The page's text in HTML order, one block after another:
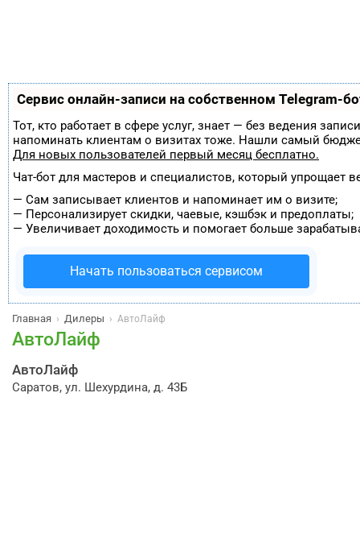
Сервис онлайн-записи на собственном Telegram-
Тот, кто работает в сфере услуг, знает — без ведения
напоминать клиентам о визитах тоже. Нашли самый
Для новых пользователей первый месяц бесплатно.
Чат-бот для мастеров и специалистов, который упрощает
— Сам записывает клиентов и напоминает им о визите;
— Персонализирует скидки, чаевые, кэшбэк и предоплаты;
— Увеличивает доходимость и помогает больше
Начать пользоваться сервисом
Главная › Дилеры › АвтоЛайф
АвтоЛайф
АвтоЛайф
Саратов, ул. Шехурдина, д. 43Б